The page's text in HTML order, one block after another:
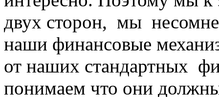
двух сторон, мы
наши финансовые
от наших стандартных
понимаем что они